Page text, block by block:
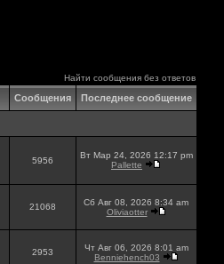
Найти сообщения без ответов
Сообщения Последнее сообщение
5956
Вт Мар 24, 2026 12:17 pm
Pallette
21068
Сб Авг 08, 2026 8:34 am
Oliviaotter
2953
Чт Авг 06, 2026 8:01 am
Benniehench03